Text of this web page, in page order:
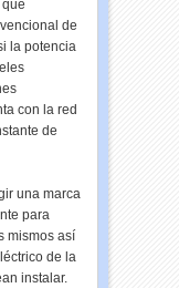
de
la potencia
con la red
de
una marca
para
mismos así
de la
instalar.